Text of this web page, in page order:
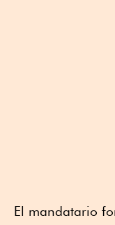
El mandatario